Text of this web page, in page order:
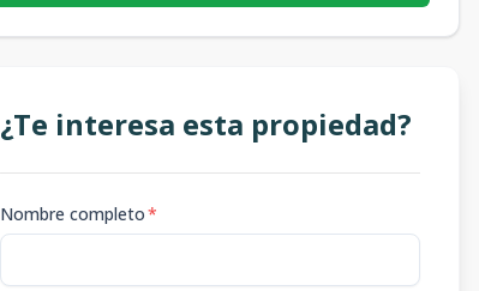
¿Te interesa esta propiedad?
Nombre completo*